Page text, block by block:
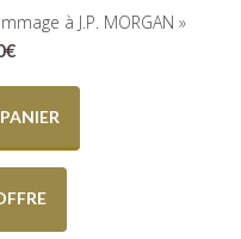
à J.P. MORGAN »
€